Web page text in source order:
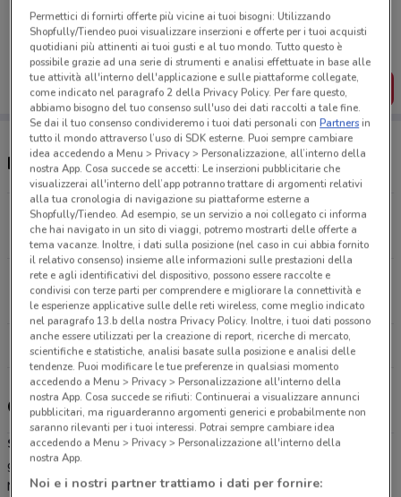
Puoi trovare le migliori offerte dei negozi vicino a te,
salvarle e creare la tua lista del risparmio, comodamente
dal tuo cellulare.
SCARICA L’APP
Indirizzo e negozi Sky
Via Ruffini, 1 Ivrea
1.1 km
CHIUSO
Via Macalle', 14 Biella
17.3 km
CHIUSO
Tutti i negozi Sky
Offerte e pacchetti Sky
Skyè la prima media company presente in Italia, facente parte del
gruppo Sky plc, leader indiscusso dell’intrattenimento in Europa.
Nata nel 2003 dalla fusione di Stream e Telepiù, inizia fin da subito
Permettici di fornirti offerte più vicine ai tuoi bisogni: Utilizzando
Shopfully/Tiendeo puoi visualizzare inserzioni e offerte per i tuoi acquisti
quotidiani più attinenti ai tuoi gusti e al tuo mondo. Tutto questo è
possibile grazie ad una serie di strumenti e analisi effettuate in base alle
tue attività all'interno dell'applicazione e sulle piattaforme collegate,
come indicato nel paragrafo 2 della Privacy Policy. Per fare questo,
abbiamo bisogno del tuo consenso sull'uso dei dati raccolti a tale fine.
Se dai il tuo consenso condivideremo i tuoi dati personali conPartnersin
tutto il mondo attraverso l’uso di SDK esterne. Puoi sempre cambiare
idea accedendo a Menu > Privacy > Personalizzazione, all’interno della
nostra App. Cosa succede se accetti: Le inserzioni pubblicitarie che
visualizzerai all'interno dell’app potranno trattare di argomenti relativi
alla tua cronologia di navigazione su piattaforme esterne a
Shopfully/Tiendeo. Ad esempio, se un servizio a noi collegato ci informa
che hai navigato in un sito di viaggi, potremo mostrarti delle offerte a
tema vacanze. Inoltre, i dati sulla posizione (nel caso in cui abbia fornito
il relativo consenso) insieme alle informazioni sulle prestazioni della
rete e agli identificativi del dispositivo, possono essere raccolte e
condivisi con terze parti per comprendere e migliorare la connettività e
le esperienze applicative sulle delle reti wireless, come meglio indicato
nel paragrafo 13.b della nostra Privacy Policy. Inoltre, i tuoi dati possono
anche essere utilizzati per la creazione di report, ricerche di mercato,
scientifiche e statistiche, analisi basate sulla posizione e analisi delle
tendenze. Puoi modificare le tue preferenze in qualsiasi momento
accedendo a Menu > Privacy > Personalizzazione all'interno della
nostra App. Cosa succede se rifiuti: Continuerai a visualizzare annunci
pubblicitari, ma riguarderanno argomenti generici e probabilmente non
saranno rilevanti per i tuoi interessi. Potrai sempre cambiare idea
accedendo a Menu > Privacy > Personalizzazione all'interno della
nostra App.
Noi e i nostri partner trattiamo i dati per fornire: